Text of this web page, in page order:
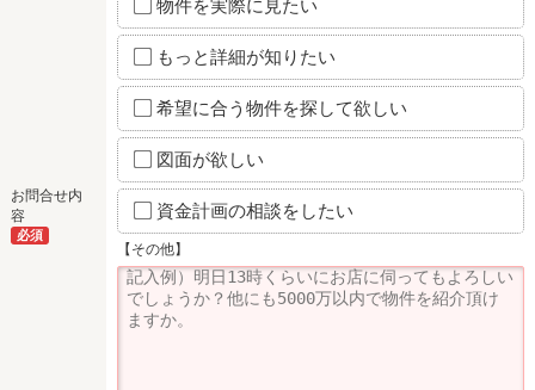
お問合せ内
容
必須
物件を実際に見たい
もっと詳細が知りたい
希望に合う物件を探して欲しい
図面が欲しい
資金計画の相談をしたい
【その他】